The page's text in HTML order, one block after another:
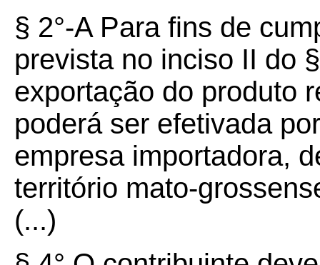
§ 2°-A Para fins de
prevista no inciso II do
exportação do produto
poderá ser efetivada
empresa importadora,
território mato-
(...)